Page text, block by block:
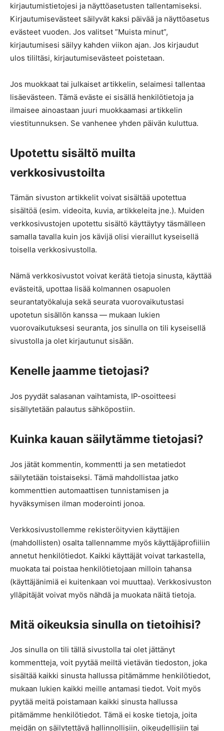
kirjautumistietojesi ja näyttöasetusten tallentamiseksi.
Kirjautumisevästeet säilyvät kaksi päivää ja näyttöasetus
evästeet vuoden. Jos valitset ”Muista minut”,
kirjautumisesi säilyy kahden viikon ajan. Jos kirjaudut
ulos tililtäsi, kirjautumisevästeet poistetaan.
Jos muokkaat tai julkaiset artikkelin, selaimesi tallentaa
lisäevästeen. Tämä eväste ei sisällä henkilötietoja ja
ilmaisee ainoastaan juuri muokkaamasi artikkelin
viestitunnuksen. Se vanhenee yhden päivän kuluttua.
Upotettu sisältö muilta
verkkosivustoilta
Tämän sivuston artikkelit voivat sisältää upotettua
sisältöä (esim. videoita, kuvia, artikkeleita jne.). Muiden
verkkosivustojen upotettu sisältö käyttäytyy täsmälleen
samalla tavalla kuin jos kävijä olisi vieraillut kyseisellä
toisella verkkosivustolla.
Nämä verkkosivustot voivat kerätä tietoja sinusta, käyttää
evästeitä, upottaa lisää kolmannen osapuolen
seurantatyökaluja sekä seurata vuorovaikutustasi
upotetun sisällön kanssa — mukaan lukien
vuorovaikutuksesi seuranta, jos sinulla on tili kyseisellä
sivustolla ja olet kirjautunut sisään.
Kenelle jaamme tietojasi?
Jos pyydät salasanan vaihtamista, IP-osoitteesi
sisällytetään palautus sähköpostiin.
Kuinka kauan säilytämme tietojasi?
Jos jätät kommentin, kommentti ja sen metatiedot
säilytetään toistaiseksi. Tämä mahdollistaa jatko
kommenttien automaattisen tunnistamisen ja
hyväksymisen ilman moderointi jonoa.
Verkkosivustollemme rekisteröityvien käyttäjien
(mahdollisten) osalta tallennamme myös käyttäjäprofiiliin
annetut henkilötiedot. Kaikki käyttäjät voivat tarkastella,
muokata tai poistaa henkilötietojaan milloin tahansa
(käyttäjänimiä ei kuitenkaan voi muuttaa). Verkkosivuston
ylläpitäjät voivat myös nähdä ja muokata näitä tietoja.
Mitä oikeuksia sinulla on tietoihisi?
Jos sinulla on tili tällä sivustolla tai olet jättänyt
kommentteja, voit pyytää meiltä vietävän tiedoston, joka
sisältää kaikki sinusta hallussa pitämämme henkilötiedot,
mukaan lukien kaikki meille antamasi tiedot. Voit myös
pyytää meitä poistamaan kaikki sinusta hallussa
pitämämme henkilötiedot. Tämä ei koske tietoja, joita
meidän on säilytettävä hallinnollisiin, oikeudellisiin tai